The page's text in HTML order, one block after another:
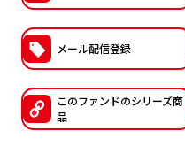
国内株式議決権行使の方
メール配信登録
このファンドのシリーズ商
品